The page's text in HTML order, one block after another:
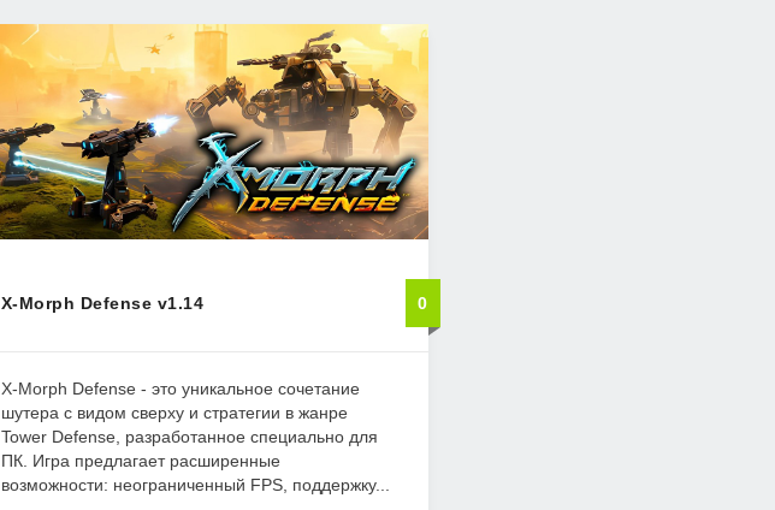
X-Morph Defense v1.14 0
X-Morph Defense - это уникальное сочетание
шутера с видом сверху и стратегии в жанре
Tower Defense, разработанное специально для
ПК. Игра предлагает расширенные
возможности: неограниченный FPS, поддержку...